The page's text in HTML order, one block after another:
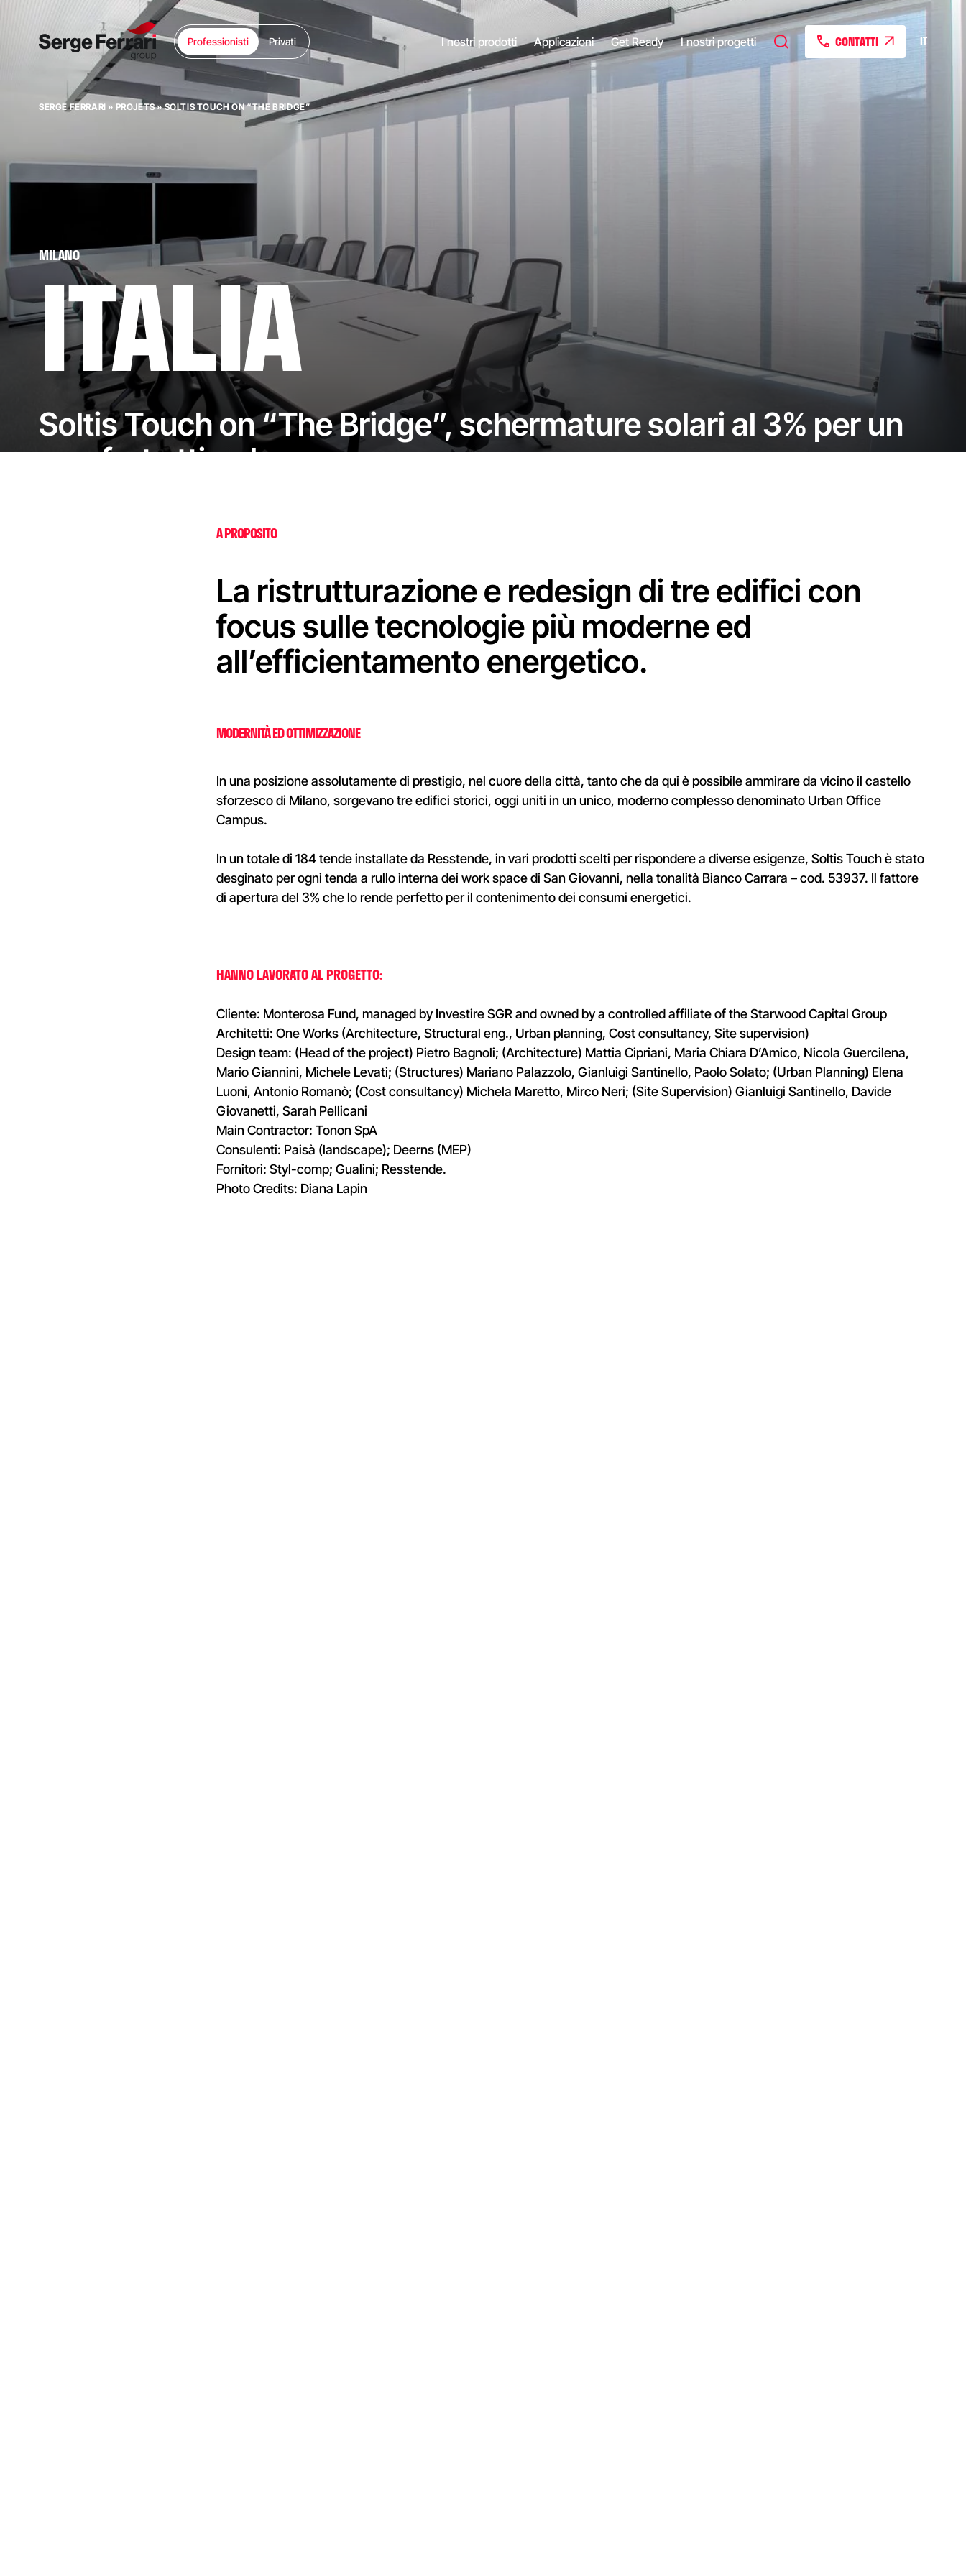
Professionisti Privati I nostri prodotti Applicazioni Get Ready I nostri progetti CONTATTI IT
SERGE FERRARI » PROJETS»SOLTIS TOUCH ON “THE BRIDGE”
MILANO
ITALIA
Soltis Touch on “The Bridge”, schermature solari al 3% per un
comfort ottimale
A PROPOSITO
La ristrutturazione e redesign di tre edifici con
focus sulle tecnologie più moderne ed
all’efficientamento energetico.
MODERNITÀ ED OTTIMIZZAZIONE
In una posizione assolutamente di prestigio, nel cuore della città, tanto che da qui è possibile ammirare da vicino il castello
sforzesco di Milano, sorgevano tre edifici storici, oggi uniti in un unico, moderno complesso denominato Urban Office
Campus.
In un totale di 184 tende installate da Resstende, in vari prodotti scelti per rispondere a diverse esigenze, Soltis Touch è stato
desginato per ogni tenda a rullo interna dei work space di San Giovanni, nella tonalità Bianco Carrara – cod. 53937. Il fattore
di apertura del 3% che lo rende perfetto per il contenimento dei consumi energetici.
HANNO LAVORATO AL PROGETTO:
Cliente: Monterosa Fund, managed by Investire SGR and owned by a controlled affiliate of the Starwood Capital Group
Architetti: One Works (Architecture, Structural eng., Urban planning, Cost consultancy, Site supervision)
Design team: (Head of the project) Pietro Bagnoli; (Architecture) Mattia Cipriani, Maria Chiara D’Amico, Nicola Guercilena,
Mario Giannini, Michele Levati; (Structures) Mariano Palazzolo, Gianluigi Santinello, Paolo Solato; (Urban Planning) Elena
Luoni, Antonio Romanò; (Cost consultancy) Michela Maretto, Mirco Neri; (Site Supervision) Gianluigi Santinello, Davide
Giovanetti, Sarah Pellicani
Main Contractor: Tonon SpA
Consulenti: Paisà (landscape); Deerns (MEP)
Fornitori: Styl-comp; Gualini; Resstende.
Photo Credits: Diana Lapin